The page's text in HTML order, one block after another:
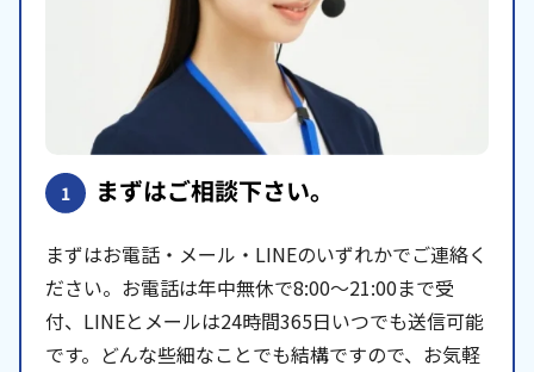
1 まずはご相談下さい。
まずはお電話・メール・LINEのいずれかでご連絡く
ださい。お電話は年中無休で8:00〜21:00まで受
付、LINEとメールは24時間365日いつでも送信可能
です。どんな些細なことでも結構ですので、お気軽